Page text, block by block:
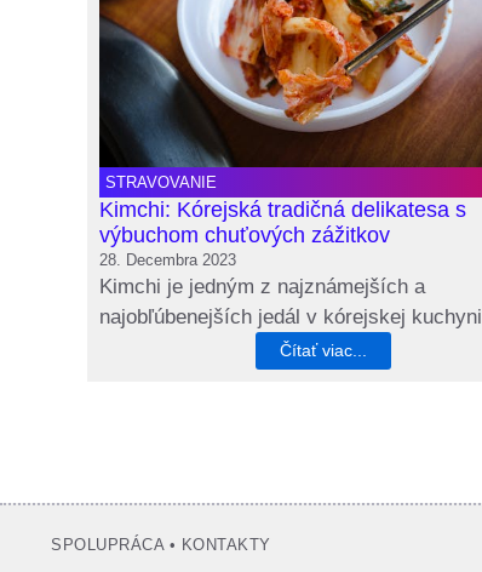
STRAVOVANIE
Kimchi: Kórejská tradičná delikatesa s
výbuchom chuťových zážitkov
28. Decembra 2023
Kimchi je jedným z najznámejších a
najobľúbenejších jedál v kórejskej kuchyni
Čítať viac...
SPOLUPRÁCA• KONTAKTY